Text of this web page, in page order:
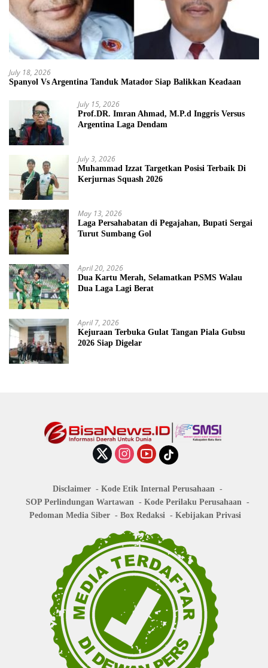
July 18, 2026
Spanyol Vs Argentina Tanduk Matador Siap Balikkan Keadaan
July 15, 2026
Prof.DR. Imran Ahmad, M.P.d Inggris Versus
Argentina Laga Dendam
July 3, 2026
Muhammad Izzat Targetkan Posisi Terbaik Di
Kerjurnas Squash 2026
May 13, 2026
Laga Persahabatan di Pegajahan, Bupati Sergai
Turut Sumbang Gol
April 20, 2026
Dua Kartu Merah, Selamatkan PSMS Walau
Dua Laga Lagi Berat
April 7, 2026
Kejuraan Terbuka Gulat Tangan Piala Gubsu
2026 Siap Digelar
Disclaimer
Kode Etik Internal Perusahaan
SOP Perlindungan Wartawan
Kode Perilaku Perusahaan
Pedoman Media Siber
Box Redaksi Kebijakan Privasi